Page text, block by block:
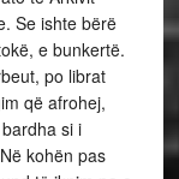
Se ishte bërë
e bunkertë.
po librat
që afrohej,
si i
kohën pas